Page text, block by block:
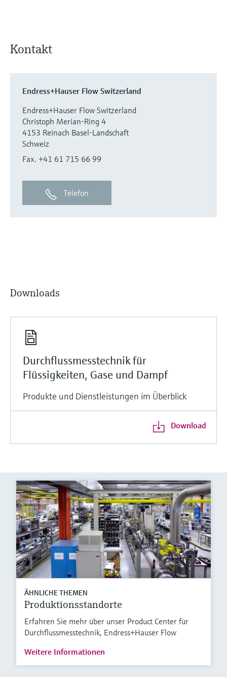
Kontakt
Endress+Hauser Flow Switzerland
Endress+Hauser Flow Switzerland
Christoph Merian-Ring 4
4153 Reinach Basel-Landschaft
Schweiz
Fax. +41 61 715 66 99
Telefon
Downloads
Durchflussmesstechnik für
Flüssigkeiten, Gase und Dampf
Produkte und Dienstleistungen im Überblick
Download
ÄHNLICHE THEMEN
Produktionsstandorte
Erfahren Sie mehr über unser Product Center für
Durchflussmesstechnik, Endress+Hauser Flow
Weitere Informationen